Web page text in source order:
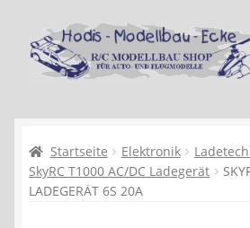
Zur
Navigation
springen
Zum
Inhalt
springen
Kasse
Mein Konto
Startseite Elektronik
SkyRC T1000 AC/DC Ladegerät
LADEGERÄT 6S 20A